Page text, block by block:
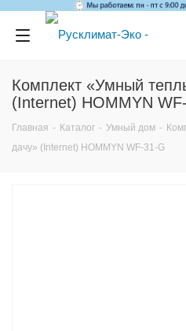
Комплект «Умный
(Internet) HOMMYN
Главная - Каталог - Умный дом -
дачу» (Internet) HOMMYN WF-31-G